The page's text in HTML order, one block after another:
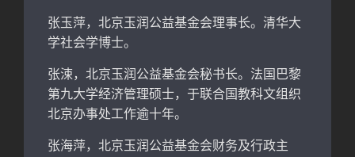
张玉萍，北京玉润公益基金会理事长。清华大
学社会学博士。
张涑，北京玉润公益基金会秘书长。法国巴黎
第九大学经济管理硕士，于联合国教科文组织
北京办事处工作逾十年。
张海萍，北京玉润公益基金会财务及行政主